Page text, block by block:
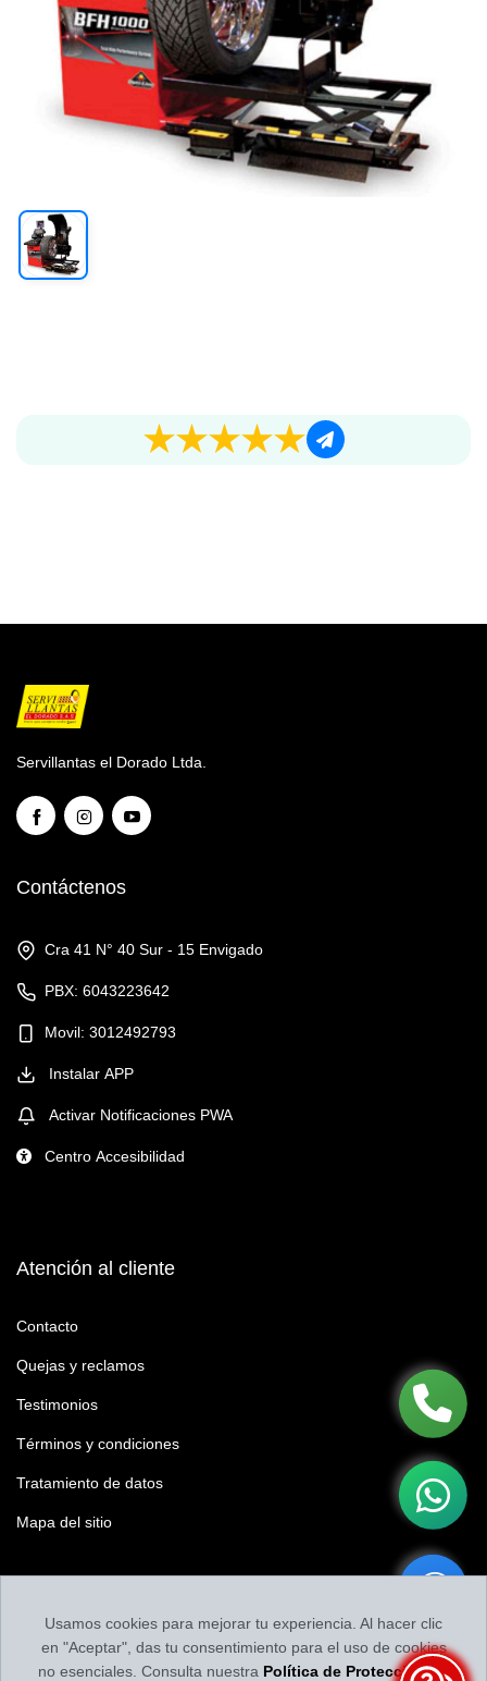
Usamos cookies para mejorar tu experiencia. Al hacer clic
en "Aceptar", das tu consentimiento para el uso de cookies
no esenciales. Consulta nuestra Política de Protección de
Servillantas el Dorado Ltda.
Contáctenos
Cra 41 N° 40 Sur - 15 Envigado
PBX: 6043223642
Movil: 3012492793
Instalar APP
Activar Notificaciones PWA
Centro Accesibilidad
Atención al cliente
Contacto
Quejas y reclamos
Testimonios
Términos y condiciones
Tratamiento de datos
Mapa del sitio
Califica tu experiencia y nuestro contenido